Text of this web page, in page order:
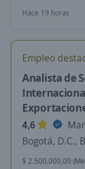
Hace 19 horas
Empleo
Analista de
4,6
Bogotá, D.C.,
$ 2.500.000,00